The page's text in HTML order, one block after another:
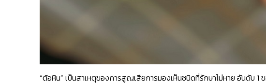
“ต้อหิน” เป็นสาเหตุของการสูญเสียการมองเห็นชนิดที่รักษาไม่หาย อันดับ